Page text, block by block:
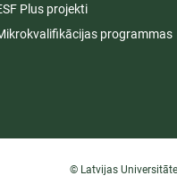
Plus projekti
programmas
© Latvijas